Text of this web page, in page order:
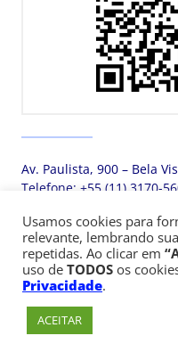
Av. Paulista, 900 – Bela
Telefone: +55 (11) 3170-
© Copyright 1947 - 2026
Usamos cookies para
relevante, lembrando
repetidas. Ao clicar em
uso de TODOS os
Privacidade.
ACEITAR